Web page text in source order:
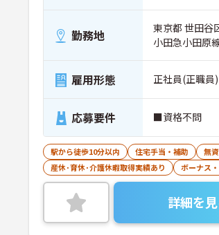
勤務地
東京都 世田谷
小田急小田原
雇用形態 正社員(正職員)
応募要件 ■資格不問
駅から徒歩10分以内 住宅手当・補助 無
産休･育休･介護休暇取得実績あり
ボーナス
詳細を